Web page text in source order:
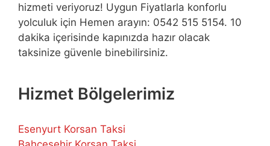
hizmeti veriyoruz! Uygun Fiyatlarla konforlu
yolculuk için Hemen arayın: 0542 515 5154. 10
dakika içerisinde kapınızda hazır olacak
taksinize güvenle binebilirsiniz.
Hizmet Bölgelerimiz
Esenyurt Korsan Taksi